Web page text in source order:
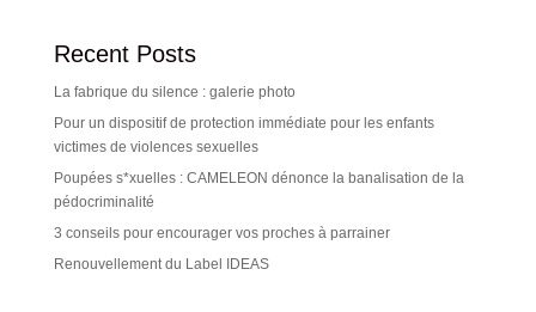
Recent Posts
La fabrique du silence : galerie photo
Pour un dispositif de protection immédiate pour les enfants
victimes de violences sexuelles
Poupées s*xuelles : CAMELEON dénonce la banalisation de la
pédocriminalité
3 conseils pour encourager vos proches à parrainer
Renouvellement du Label IDEAS